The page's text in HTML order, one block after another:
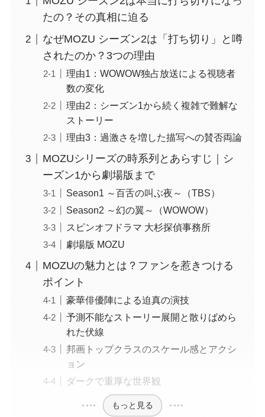
たの？その真相に迫る
なぜMOZU シーズン2は「打ち切り」と噂
されたのか？3つの理由
理由1：WOWOW独占放送による視聴者
数の変化
理由2：シーズン1から続く複雑で難解な
ストーリー
理由3：過激さを増した描写への賛否両論
MOZUシリーズの時系列とあらすじ｜シ
ーズン1から劇場版まで
Season1 ～百舌の叫ぶ夜～（TBS）
Season2 ～幻の翼～（WOWOW）
スピンオフドラマ 大杉探偵事務所
劇場版 MOZU
MOZUの魅力とは？ファンを惹きつける
ポイント
豪華俳優陣による迫真の演技
予測不能なストーリー展開と散りばめら
れた伏線
邦画トップクラスのスケール感とアクシ
ョン
ダークで重厚な世界観
もっと見る